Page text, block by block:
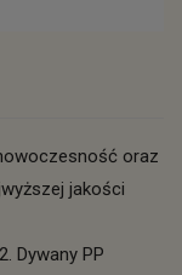
oraz
jakości
Dywany PP